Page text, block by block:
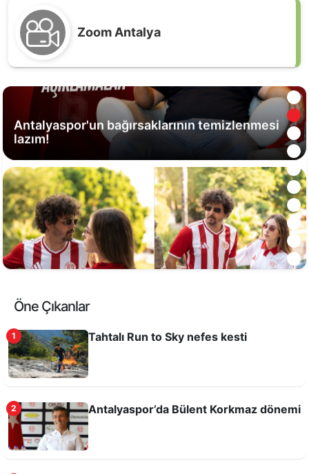
Zoom Antalya
Antalyaspor'un bağırsaklarının temizlenmesi
lazım!
İşte Antalyaspor'un yeni sezon formaları
Corendon Airlines, Antalyaspor Stadyum İsim
Sponsorluğu’ndan çekildi
Öne Çıkanlar
1 Tahtalı Run to Sky nefes kesti
2 Antalyaspor’da Bülent Korkmaz dönemi